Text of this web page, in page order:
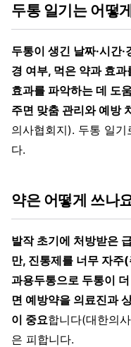
두통 일기는 어떻
두통이 생긴 날짜·시간·
경 여부, 먹은 약과 효
효과를 파악하는 데 도
주면 맞춤 관리와 예방
의사협회지). 두통 일
다.
약은 어떻게 쓰나
발작 초기에 처방받은
만, 진통제를 너무 자
과용두통으로 두통이
면 예방약을 의료진과
이 중요합니다(대한의
은 피합니다.